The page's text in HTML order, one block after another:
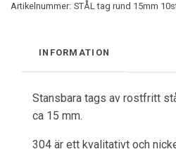
Artikelnummer: STÅL tag rund 15mm
INFORMATION
Stansbara tags av rostfritt
ca 15 mm.
304 är ett kvalitativt och